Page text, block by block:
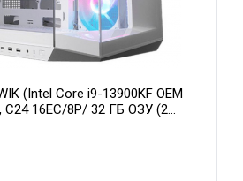
(Intel Core i9-13900KF OEM
C24 16EC/8P/ 32 ГБ ОЗУ (2
GAMING OC 16GB GDDR6